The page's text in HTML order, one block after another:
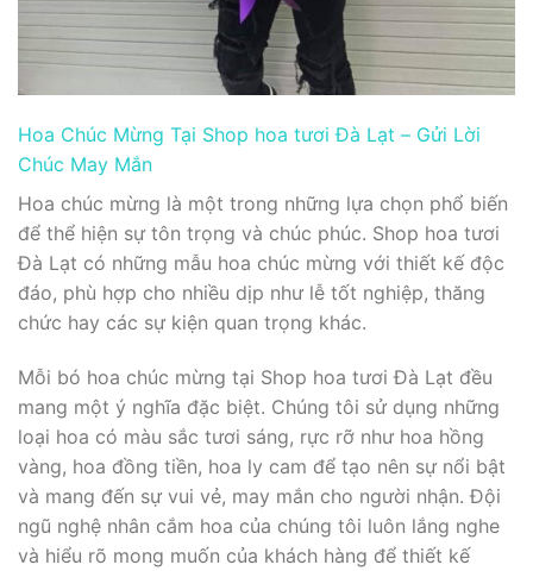
Hoa Chúc Mừng Tại Shop hoa tươi Đà Lạt – Gửi Lời
Chúc May Mắn
Hoa chúc mừng là một trong những lựa chọn phổ biến
để thể hiện sự tôn trọng và chúc phúc. Shop hoa tươi
Đà Lạt có những mẫu hoa chúc mừng với thiết kế độc
đáo, phù hợp cho nhiều dịp như lễ tốt nghiệp, thăng
chức hay các sự kiện quan trọng khác.
Mỗi bó hoa chúc mừng tại Shop hoa tươi Đà Lạt đều
mang một ý nghĩa đặc biệt. Chúng tôi sử dụng những
loại hoa có màu sắc tươi sáng, rực rỡ như hoa hồng
vàng, hoa đồng tiền, hoa ly cam để tạo nên sự nổi bật
và mang đến sự vui vẻ, may mắn cho người nhận. Đội
ngũ nghệ nhân cắm hoa của chúng tôi luôn lắng nghe
và hiểu rõ mong muốn của khách hàng để thiết kế